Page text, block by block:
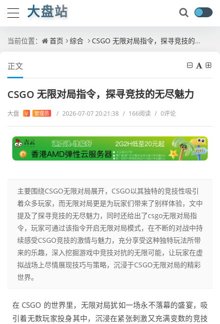
大盘站
当前位置： 首页 综合 CSGO 无限对局指令，探寻竞技的无尽魅力
正文
CSGO 无限对局指令，探寻竞技的无尽魅力
大盘 V 管理员 / 2026-07-07 20:21:38 / 166阅读 / 0评论
主要围绕CSGO无限对局展开，CSGO以其独特的竞技性吸引
着众多玩家，而无限对局更是为玩家们带来了别样体验，文中
提及了探寻竞技的无尽魅力，同时还给出了csgo无限对局指
令，玩家可通过该指令开启无限对局模式，在不断的对战中持
续感受CSGO竞技的激情与魅力，充分享受这种独特玩法所带
来的乐趣，深入挖掘游戏中竞技对抗的无限可能，让玩家在虚
拟战场上尽情展现技巧与策略，沉浸于CSGO无限对局的精彩
世界。
在 CSGO 的世界里，无限对局犹如一场永不落幕的盛宴，吸
引着无数玩家投身其中，沉浸在紧张刺激又充满变数的竞技